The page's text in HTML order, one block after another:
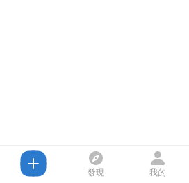
發現 我的